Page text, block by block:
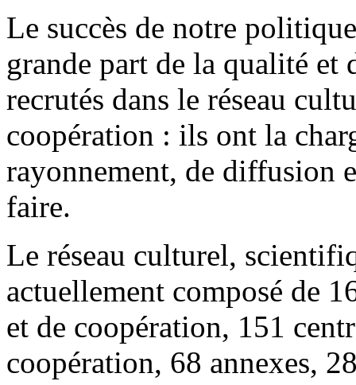
Le succès de notre
grande part de la qualité et
recrutés dans le réseau
coopération : ils ont la
rayonnement, de diffusion
faire.
Le réseau culturel,
actuellement composé de
et de coopération, 151
coopération, 68 annexes,